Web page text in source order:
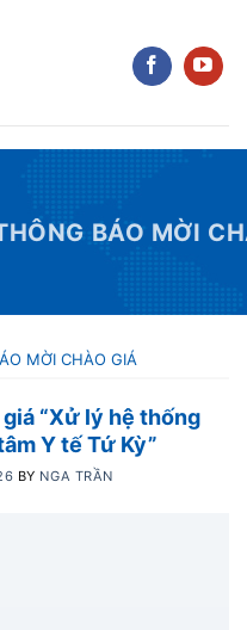
BÁO MỜI
MỜI CHÀO GIÁ
“Xử lý hệ thống
Y tế Tứ Kỳ”
BY NGA TRẦN